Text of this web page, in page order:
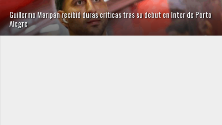
Guillermo Maripán recibió duras críticas tras su debut en Inter de Porto
Alegre